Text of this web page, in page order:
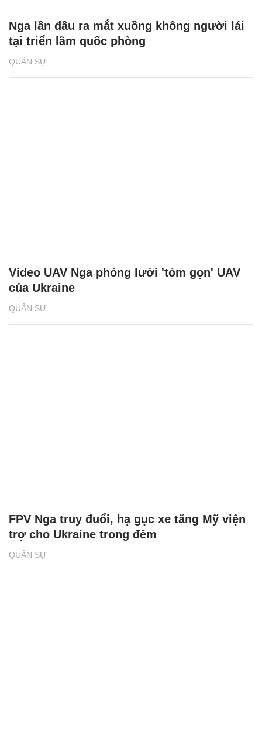
QUÂN SỰ
Nga lần đầu ra mắt xuồng không người lái
tại triển lãm quốc phòng
QUÂN SỰ
Video UAV Nga phóng lưới 'tóm gọn' UAV
của Ukraine
QUÂN SỰ
FPV Nga truy đuổi, hạ gục xe tăng Mỹ viện
trợ cho Ukraine trong đêm